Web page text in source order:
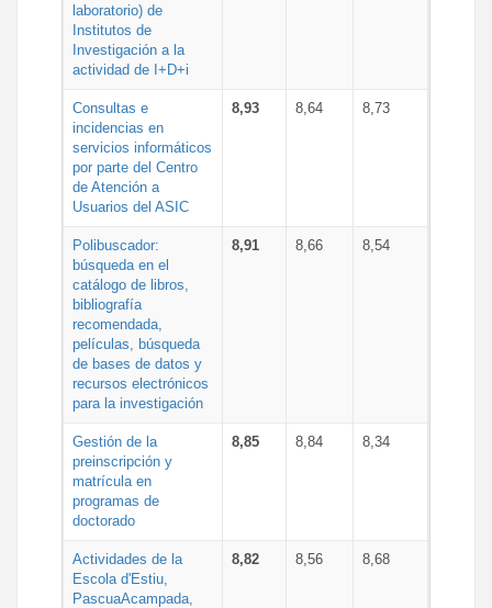
laboratorio) de
Institutos de
Investigación a la
actividad de I+D+i
Consultas e
incidencias en
servicios informáticos
por parte del Centro
de Atención a
Usuarios del ASIC
8,93 8,64 8,73
Polibuscador:
búsqueda en el
catálogo de libros,
bibliografía
recomendada,
películas, búsqueda
de bases de datos y
recursos electrónicos
para la investigación
8,91 8,66 8,54
Gestión de la
preinscripción y
matrícula en
programas de
doctorado
8,85 8,84 8,34
Actividades de la
Escola d'Estiu,
PascuaAcampada,
8,82 8,56 8,68